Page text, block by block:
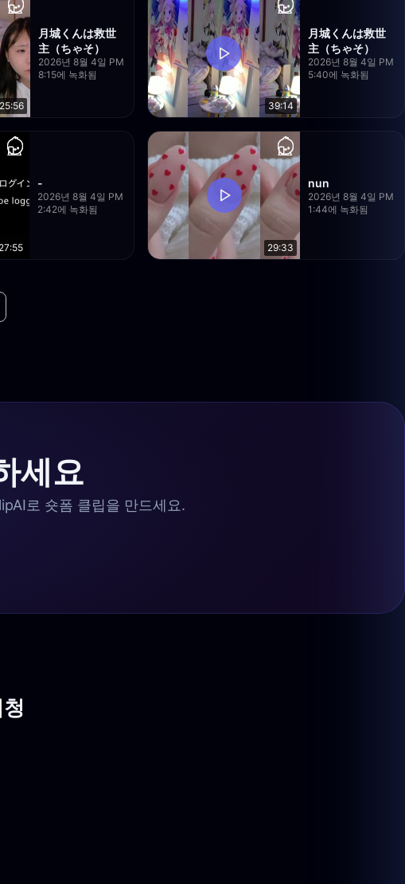
月城くんは救世
主（ちゃそ）
2026년 8월 4일 PM
8:15에 녹화됨
39:14
月城くんは救世
主（ちゃそ）
2026년 8월 4일 PM
5:40에 녹화됨
-
2026년 8월 4일 PM
2:42에 녹화됨
29:33
nun
2026년 8월 4일 PM
1:44에 녹화됨
세요
로 숏폼 클립을 만드세요.